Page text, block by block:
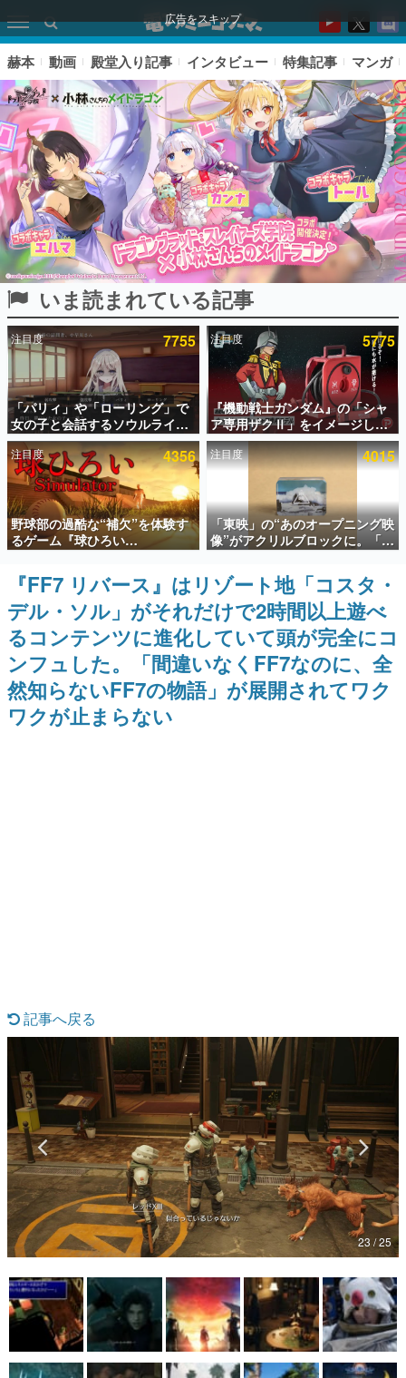
広告をスキップ
ピックアップ
電ファミのいま読まれている記事ランキング
アプリセール情報
インタビュー
連載・特集一覧
殿堂入り記事
SNS拡散数が数千以上！ ページビュー数万以上！ などな
ど。多くの人々に読まれた、電ファミ渾身の“殿堂入り”記
事をまとめました。
ゲームの企画書
名作ゲームクリエイターの方々に製作時のエピソードをお
聞きし、ヒットする企画（ゲーム）とは何か？を探ってい
きます。
この物語を解いてはいけない。『赫本』は、〈試験問題〉
の形をした短編ホラー小説集です。
新世代に訊く
具体的な形から解き明かしていく、硬派で骨太な評論連載
です。
ゲームが変えた日本語
「経験値」「裏技」「ラスボス」… ゲームにまつわる言葉
の起源や用法の変遷を、コンピューター文化史研究家・タ
イニーP氏が徹底調査。
カテゴリ
特集記事
マンガ
女性向け
アプリレビュー
その他
赫本 動画 殿堂入り記事 インタビュー 特集記事 マンガ
いま読まれている記事
注目度 7755
「パリィ」や「ローリング」で
女の子と会話するソウルライク
恋愛ゲーム『小早川さんはソウ
ルライク』無料公開。返事に失
敗すると「YOU DIED」
注目度 5775
『機動戦士ガンダム』の「シャ
ア専用ザクⅡ」をイメージした
散水ホースリールが予約開始。
本体にはシャアのパーソナルマ
ークやジオン公国軍のエンブレ
ム、型式番号などを配置
注目度 4356
野球部の過酷な“補欠”を体験す
るゲーム『球ひろい
Simulator』が「1件」のウィッ
シュリストをもとにチェコ語に
対応しSNSで話題に。『キング
ダム・カム』開発元やチェコの
プロ野球選手から称賛の声
注目度 4015
「東映」の“あのオープニング映
像”がアクリルブロックに。「東
映ヒストリカル グッズコレクシ
ョン」が8月下旬より発売
『FF7 リバース』はリゾート地「コスタ・
デル・ソル」がそれだけで2時間以上遊べ
るコンテンツに進化していて頭が完全にコ
ンフュした。「間違いなくFF7なのに、全
然知らないFF7の物語」が展開されてワク
ワクが止まらない
記事へ戻る
23 / 25